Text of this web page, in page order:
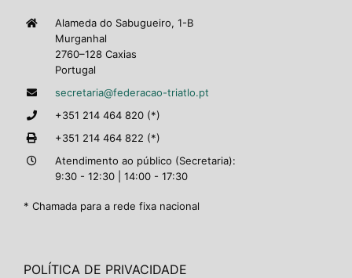
Alameda do Sabugueiro, 1-B
Murganhal
2760–128 Caxias
Portugal
secretaria@federacao-triatlo.pt
+351 214 464 820 (*)
+351 214 464 822 (*)
Atendimento ao público (Secretaria):
9:30 - 12:30 | 14:00 - 17:30
* Chamada para a rede fixa nacional
POLÍTICA DE PRIVACIDADE